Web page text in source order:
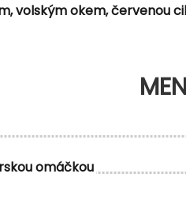
volským okem, červenou
omáčkou